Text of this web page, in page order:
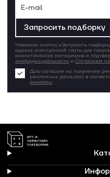
Запросить подборку
Нажимая кнопку «Запросить
адреса электронной почты для
аналитических материалов и
конфиденциальности и Согласием
Даю согласие на получение
рекламных рассылок) в
рекламы